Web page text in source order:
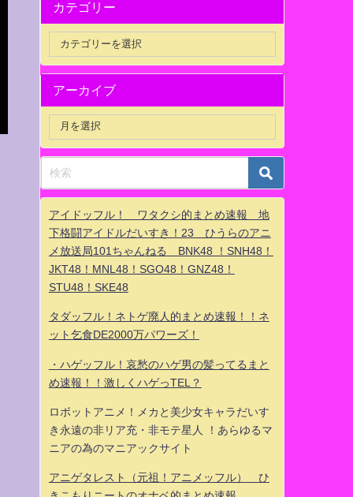
カテゴリー
アーカイブ
アイドッフル！ ワタクシ的まとめ速報 地
下格闘アイドルだいすき！23 ひうらのアニ
メ放送局101ちゃんねる BNK48 ！SNH48！
JKT48！MNL48！SGO48！GNZ48！
STU48！SKE48
タダッフル！ネトゲ廃人的まとめ速報！！ネ
ット乞食DE2000万パワーズ！
・ハゲッフル！哀愁のハゲ男の髪ってるまと
め速報！！激しくハゲっTEL？
ロボットアニメ！メカと美少女キャラだいす
き永遠の非リア充・非モテ星人 ！あらゆるマ
ニアの為のマニアックサイト
アニゲタレスト（元祖！アニメッフル） ひ